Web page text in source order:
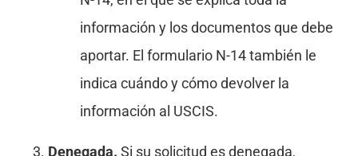
información y los documentos que debe
aportar. El formulario N-14 también le
indica cuándo y cómo devolver la
información al USCIS.
Denegada. Si su solicitud es denegada,